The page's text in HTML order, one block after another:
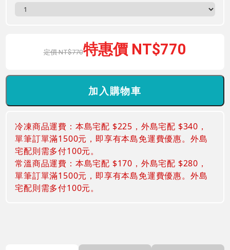
770 770
冷凍商品運費：本島宅配 $225，外島宅配 $340，
單筆訂單滿1500元，即享有本島免運費優惠。外島
宅配則需多付100元。
常溫商品運費：本島宅配 $170，外島宅配 $280，
單筆訂單滿1500元，即享有本島免運費優惠。外島
宅配則需多付100元。